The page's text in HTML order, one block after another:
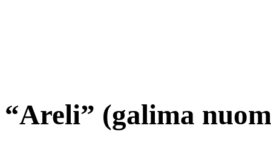
“Areli” (galima